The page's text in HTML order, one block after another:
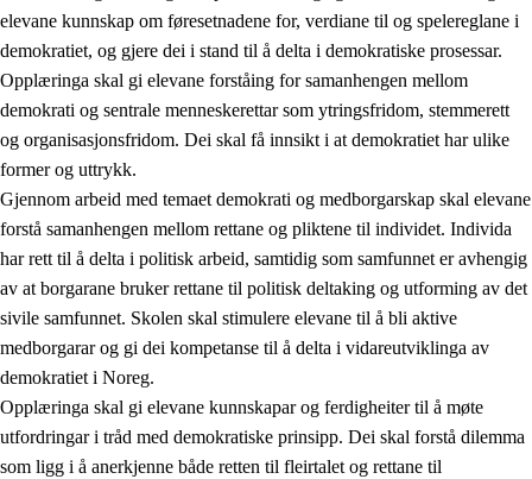
2. Prinsipp for læring, utvikling og danning
2.1 Sosial læring og utvikling
2.2 Kompetanse i faga
2.3 Grunnleggjande ferdigheiter
2.4 Å lære å lære
Tverrfaglege tema
elevane kunnskap om føresetnadene for, verdiane til og spelereglane i
demokratiet, og gjere dei i stand til å delta i demokratiske prosessar.
Opplæringa skal gi elevane forståing for samanhengen mellom
demokrati og sentrale menneskerettar som ytringsfridom, stemmerett
og organisasjonsfridom. Dei skal få innsikt i at demokratiet har ulike
former og uttrykk.
Gjennom arbeid med temaet demokrati og medborgarskap skal elevane
forstå samanhengen mellom rettane og pliktene til individet. Individa
har rett til å delta i politisk arbeid, samtidig som samfunnet er avhengig
av at borgarane bruker rettane til politisk deltaking og utforming av det
sivile samfunnet. Skolen skal stimulere elevane til å bli aktive
medborgarar og gi dei kompetanse til å delta i vidareutviklinga av
demokratiet i Noreg.
Opplæringa skal gi elevane kunnskapar og ferdigheiter til å møte
utfordringar i tråd med demokratiske prinsipp. Dei skal forstå dilemma
som ligg i å anerkjenne både retten til fleirtalet og rettane til